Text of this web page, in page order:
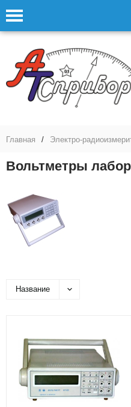
Главная / Электро-
Вольтметры
Название